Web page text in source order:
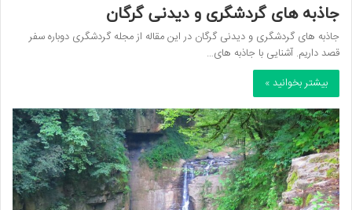
جاذبه های گردشگری و دیدنی گرگان
جاذبه های گردشگری و دیدنی گرگان در این مقاله از مجله گردشگری دوباره سفر
قصد داریم. آشنایی با جاذبه های…
بیشتر بخوانید »